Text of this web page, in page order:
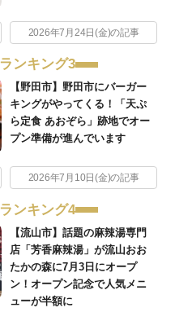
2026年7月24日(金)の記事
ランキング3
【野田市】野田市にバーガー
キングがやってくる！「天ぷ
ら定食 あおぞら」跡地でオー
プン準備が進んでいます
2026年7月10日(金)の記事
ランキング4
【流山市】話題の麻辣湯専門
店「芳香麻辣湯」が流山おお
たかの森に7月3日にオープ
ン！オープン記念で人気メニ
ューが半額に